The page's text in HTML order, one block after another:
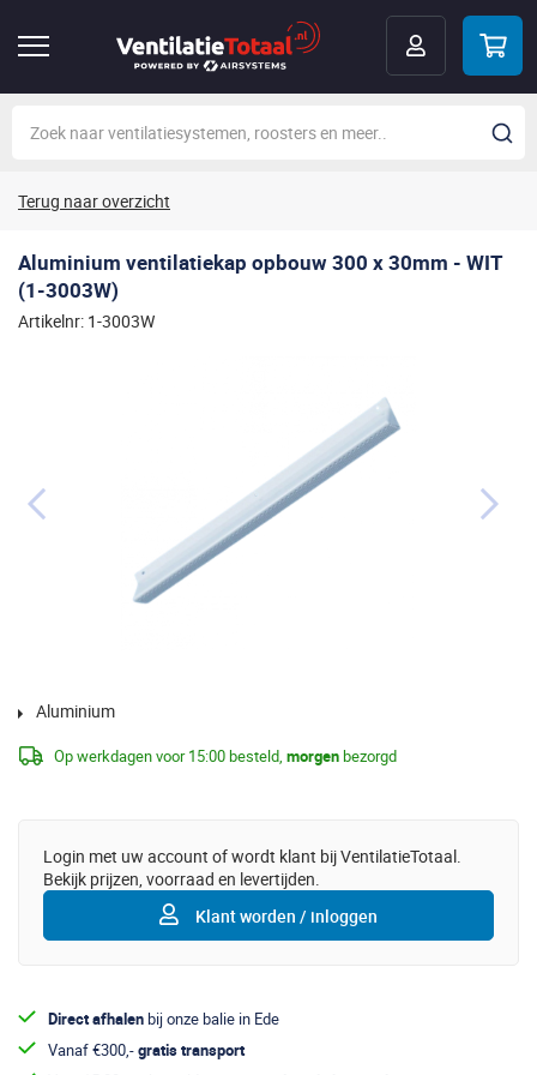
Terug naar overzicht
Aluminium ventilatiekap opbouw 300 x 30mm - WIT
(1-3003W)
Artikelnr: 1-3003W
Op werkdagen voor 15:00 besteld, morgenbezorgd
Direct afhalenbij onze balie in Ede
Vanaf €300,-gratis transport
Aluminium
Login met uw account of wordt klant bij VentilatieTotaal.
Bekijk prijzen, voorraad en levertijden.
Klant worden / inloggen